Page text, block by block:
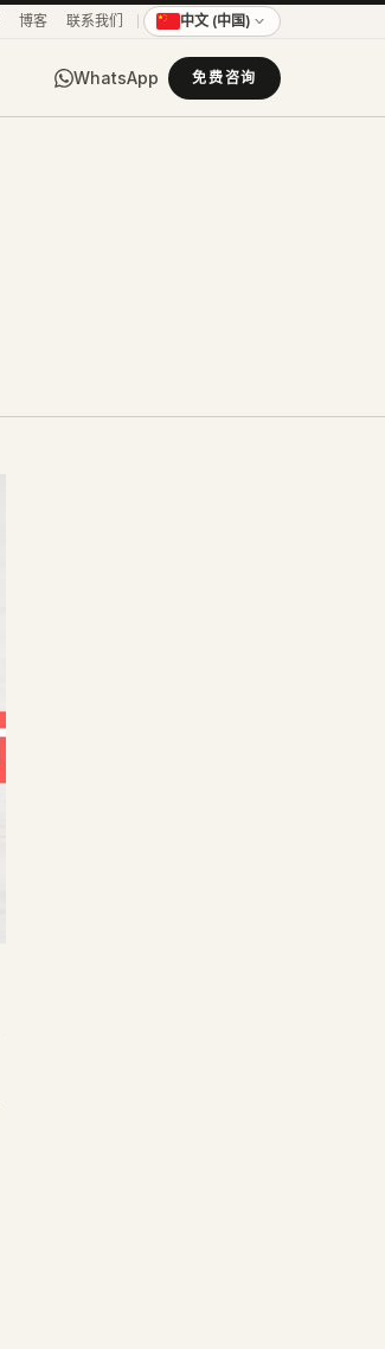
博客 联系我们 中文 (中国)
WhatsApp 免费咨询